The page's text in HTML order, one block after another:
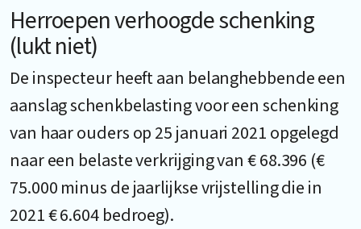
Herroepen verhoogde schenking
(lukt niet)
De inspecteur heeft aan belanghebbende een
aanslag schenkbelasting voor een schenking
van haar ouders op 25 januari 2021 opgelegd
naar een belaste verkrijging van € 68.396 (€
75.000 minus de jaarlijkse vrijstelling die in
2021 € 6.604 bedroeg).